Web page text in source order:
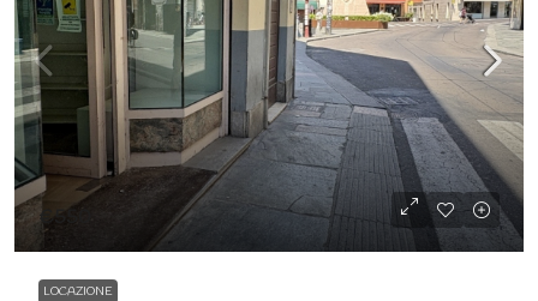
€550
LOCAZIONE